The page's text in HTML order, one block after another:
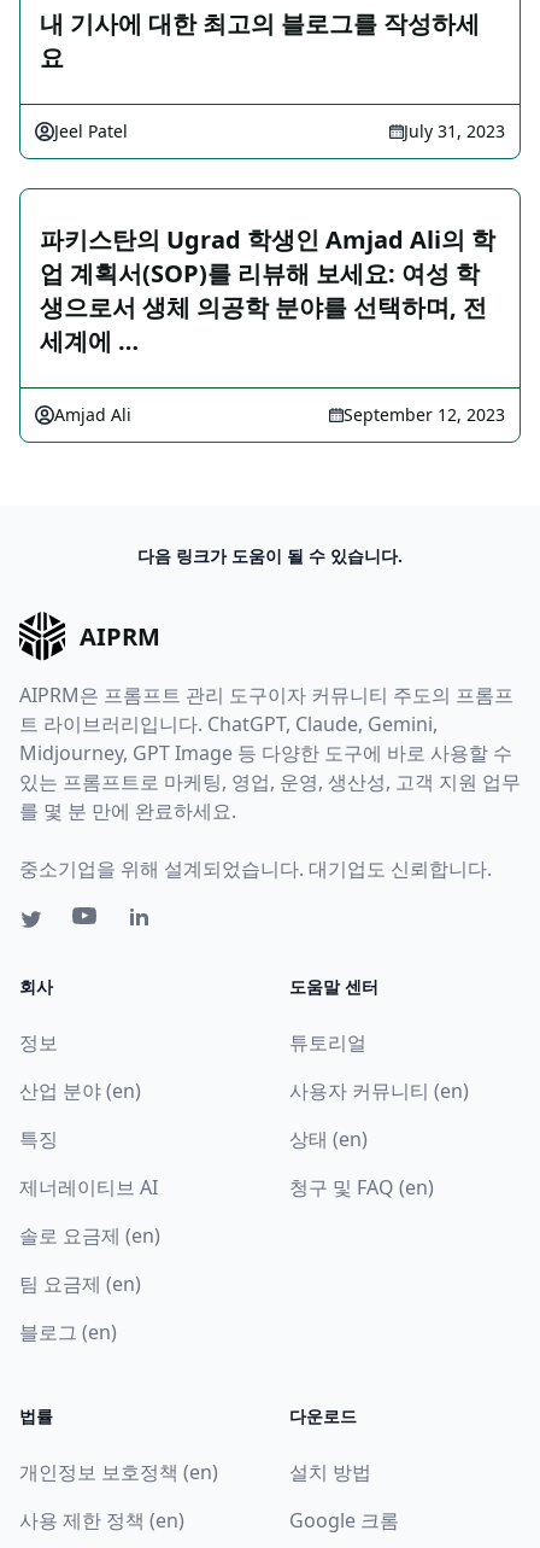
내 기사에 대한 최고의 블로그를 작성하세
요
Jeel Patel July 31, 2023
파키스탄의 Ugrad 학생인 Amjad Ali의 학
업 계획서(SOP)를 리뷰해 보세요: 여성 학
생으로서 생체 의공학 분야를 선택하며, 전
세계에 …
Amjad Ali September 12, 2023
다음 링크가 도움이 될 수 있습니다.
AIPRM
AIPRM은 프롬프트 관리 도구이자 커뮤니티 주도의 프롬프
트 라이브러리입니다. ChatGPT, Claude, Gemini,
Midjourney, GPT Image 등 다양한 도구에 바로 사용할 수
있는 프롬프트로 마케팅, 영업, 운영, 생산성, 고객 지원 업무
를 몇 분 만에 완료하세요.
중소기업을 위해 설계되었습니다. 대기업도 신뢰합니다.
회사
정보
산업 분야 (en)
특징
제너레이티브 AI
솔로 요금제 (en)
팀 요금제 (en)
블로그 (en)
도움말 센터
튜토리얼
사용자 커뮤니티 (en)
상태 (en)
청구 및 FAQ (en)
법률
개인정보 보호정책 (en)
사용 제한 정책 (en)
다운로드
설치 방법
Google 크롬